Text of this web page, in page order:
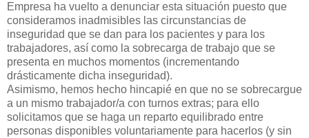
Empresa ha vuelto a denunciar esta situación puesto que
consideramos inadmisibles las circunstancias de
inseguridad que se dan para los pacientes y para los
trabajadores, así como la sobrecarga de trabajo que se
presenta en muchos momentos (incrementando
drásticamente dicha inseguridad).
Asimismo, hemos hecho hincapié en que no se sobrecargue
a un mismo trabajador/a con turnos extras; para ello
solicitamos que se haga un reparto equilibrado entre
personas disponibles voluntariamente para hacerlos (y sin